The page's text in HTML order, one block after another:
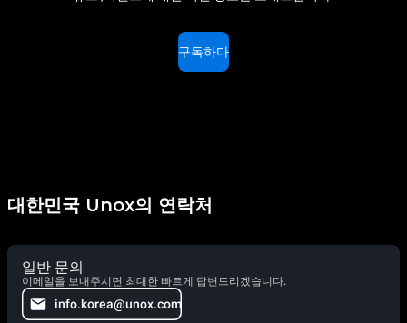
구독하다
대한민국 Unox의 연락처
일반 문의
이메일을 보내주시면 최대한 빠르게 답변드리겠습니다.
info.korea@unox.com